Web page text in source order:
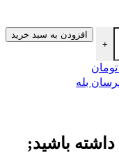
+
افزودن به سبد خرید
بله
باشید;